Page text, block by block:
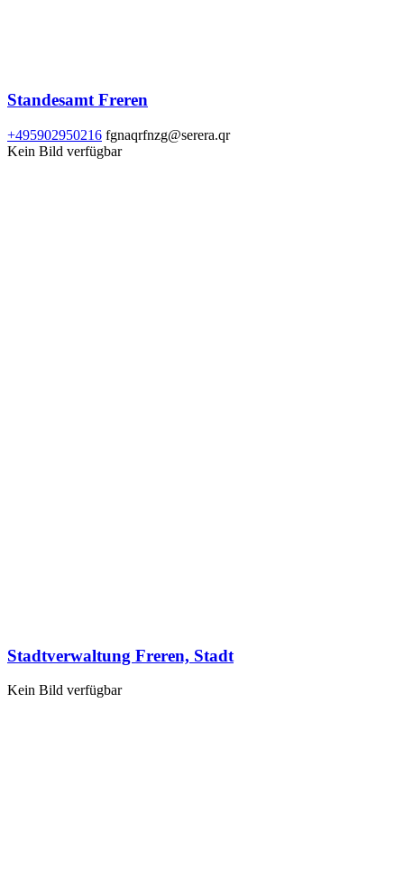
Standesamt Freren
+495902950216 fgnaqrfnzg@serera.qr
Kein Bild verfügbar
Stadtverwaltung Freren, Stadt
Kein Bild verfügbar